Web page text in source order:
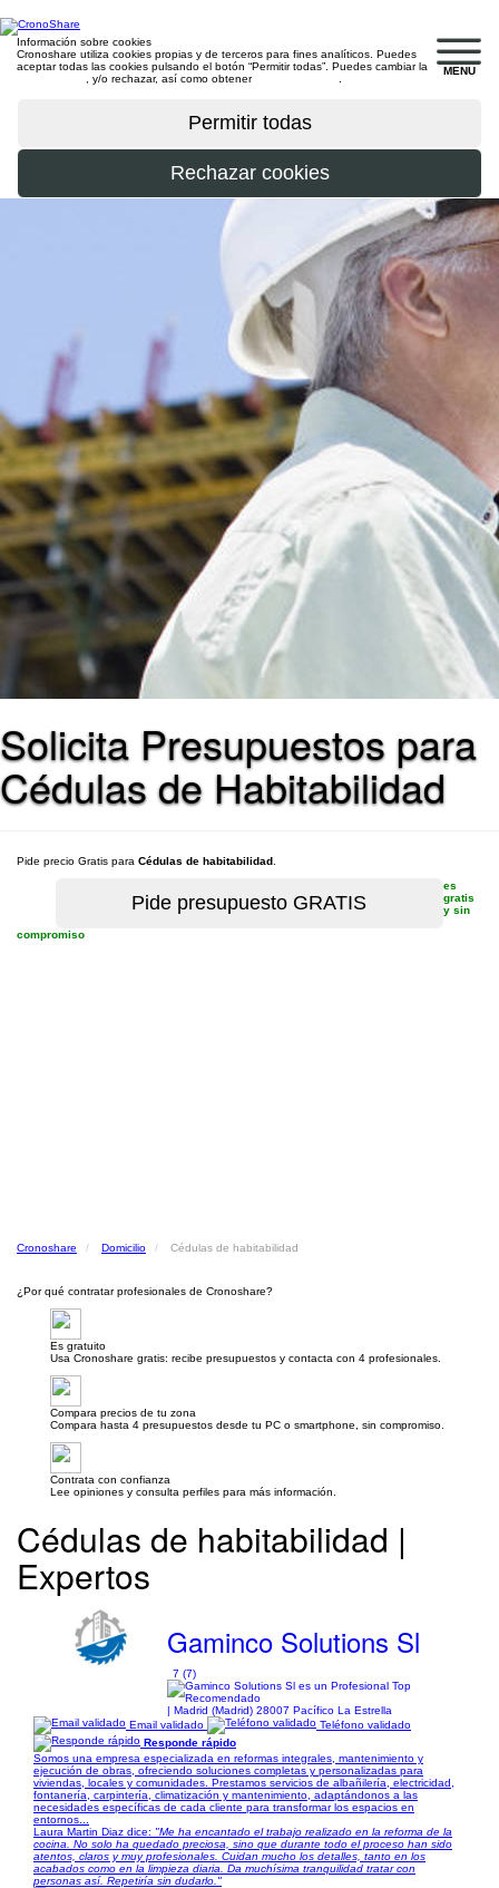
MENU
Información sobre cookies
Cronoshare utiliza cookies propias y de terceros para fines analíticos. Puedes
aceptar todas las cookies pulsando el botón “Permitir todas”. Puedes cambiar la
, y/o rechazar, así como obtener
Solicita Presupuestos para
Cédulas de Habitabilidad
Pide precio Gratis para Cédulas de habitabilidad
es
gratis
y sin
compromiso
Cronoshare Domicilio Cédulas de habitabilidad
¿Por qué contratar profesionales de Cronoshare?
Es gratuito
Usa Cronoshare gratis: recibe presupuestos y contacta con 4 profesionales.
Compara precios de tu zona
Compara hasta 4 presupuestos desde tu PC o smartphone, sin compromiso.
Contrata con confianza
Lee opiniones y consulta perfiles para más información.
Cédulas de habitabilidad |
Expertos
Gaminco Solutions Sl
7 (7)
| Madrid (Madrid) 28007 Pacífico La Estrella
Email validado
Teléfono validado
Responde rápido
Somos una empresa especializada en reformas integrales, mantenimiento y
ejecución de obras, ofreciendo soluciones completas y personalizadas para
viviendas, locales y comunidades. Prestamos servicios de albañilería, electricidad,
fontanería, carpintería, climatización y mantenimiento, adaptándonos a las
necesidades específicas de cada cliente para transformar los espacios en
entornos...
Laura Martin Diaz dice: "Me ha encantado el trabajo realizado en la reforma de la
cocina. No solo ha quedado preciosa, sino que durante todo el proceso han sido
atentos, claros y muy profesionales. Cuidan mucho los detalles, tanto en los
acabados como en la limpieza diaria. Da muchísima tranquilidad tratar con
personas así. Repetiría sin dudarlo."